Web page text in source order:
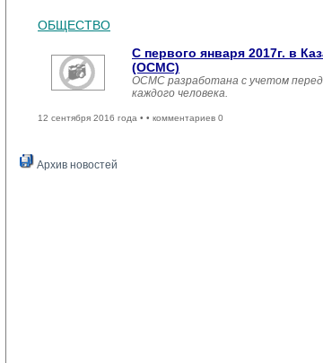
ОБЩЕСТВО
С первого января 2017г. в
(ОСМС)
ОСМС разработана с учетом
каждого человека.
12 сентября 2016 года • • комментариев 0
Архив новостей